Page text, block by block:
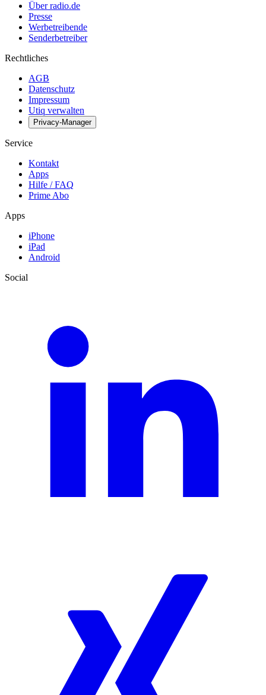
Über radio.de
Presse
Werbetreibende
Senderbetreiber
Rechtliches
AGB
Datenschutz
Impressum
Utiq verwalten
Privacy-Manager
Service
Kontakt
Apps
Hilfe / FAQ
Prime Abo
Apps
iPhone
iPad
Android
Social